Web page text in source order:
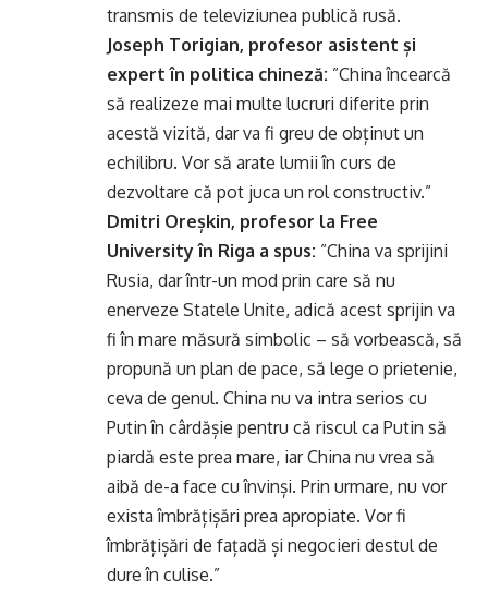
transmis de televiziunea publică rusă.
Joseph Torigian, profesor asistent și
expert în politica chineză: ”China încearcă
să realizeze mai multe lucruri diferite prin
acestă vizită, dar va fi greu de obținut un
echilibru. Vor să arate lumii în curs de
dezvoltare că pot juca un rol constructiv.”
Dmitri Oreșkin, profesor la Free
University în Riga a spus: ”China va sprijini
Rusia, dar într-un mod prin care să nu
enerveze Statele Unite, adică acest sprijin va
fi în mare măsură simbolic – să vorbească, să
propună un plan de pace, să lege o prietenie,
ceva de genul. China nu va intra serios cu
Putin în cârdășie pentru că riscul ca Putin să
piardă este prea mare, iar China nu vrea să
aibă de-a face cu învinși. Prin urmare, nu vor
exista îmbrățișări prea apropiate. Vor fi
îmbrățișări de fațadă și negocieri destul de
dure în culise.”